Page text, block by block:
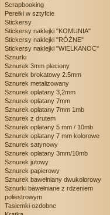
Scrapbooking
Perełki w sztyfcie
Stickersy
Stickersy naklejki "KOMUNIA"
Stickersy naklejki "RÓŻNE"
Stickersy naklejki "WIELKANOC"
Sznurki
Sznurek 3mm pleciony
Sznurek brokatowy 2.5mm
Sznurek metalizowany
Sznurek oplatany 3,2mm
Sznurek oplatany 7mm
Sznurek oplatany 7mm 1mb
Sznurek z drutem
Sznurek oplatany 5 mm / 10mb
Sznurek oplatany 7 mm kolorowe
Sznurek satynowy
Sznurek oplatany 3mm/10mb
Sznurek jutowy
Sznurek papierowy
Sznurek bawełniany dwukolorowy
Sznurki bawełniane z rdzeniem
poliestrowym
Tasiemki ozdobne